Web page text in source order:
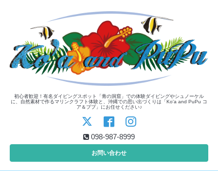
初心者歓迎！有名ダイビングスポット「青の洞窟」での体験ダイビングやシュノーケル
に、自然素材で作るマリンクラフト体験と、沖縄での思い出づくりは「Ko'a and PuPu コ
ア＆ププ」にお任せください♪
098-987-8999
お問い合わせ